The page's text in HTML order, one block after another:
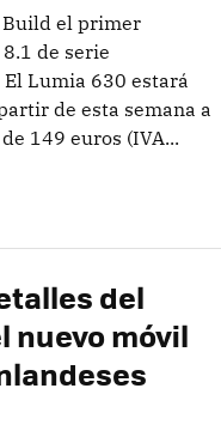
Build el primer
de serie
Lumia 630 estará
de esta semana a
149 euros (IVA...
del
nuevo móvil